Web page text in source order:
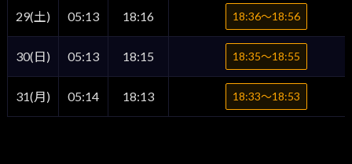
29(土) 05:13 18:16 18:36〜18:56
30(日) 05:13 18:15 18:35〜18:55
31(月) 05:14 18:13 18:33〜18:53